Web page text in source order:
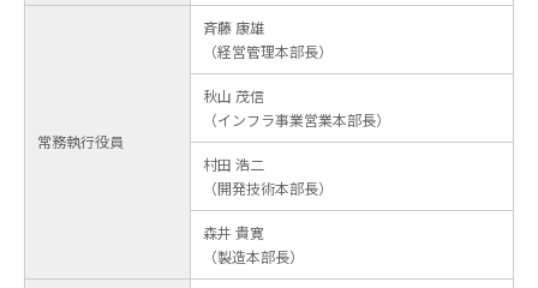
常務執行役員
斉藤 康雄
（経営管理本部長）
秋山 茂信
（インフラ事業営業本部長）
村田 浩二
（開発技術本部長）
森井 貴寛
（製造本部長）